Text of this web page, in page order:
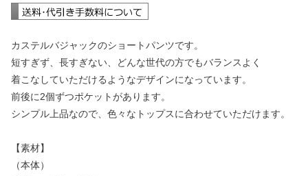
カステルバジャックのショートパンツです。
短すぎず、長すぎない、どんな世代の方でもバランスよく
着こなしていただけるようなデザインになっています。
前後に2個ずつポケットがあります。
シンプル上品なので、色々なトップスに合わせていただけます。
【素材】
（本体）